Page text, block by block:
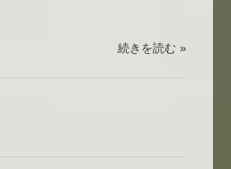
続きを読む »